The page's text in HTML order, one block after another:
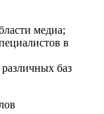
медиа;
в
баз